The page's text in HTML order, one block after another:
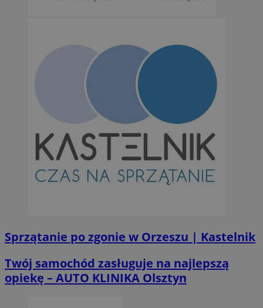
Sprzątanie po zgonie w Orzeszu | Kastelnik
Twój samochód zasługuje na najlepszą
opiekę – AUTO KLINIKA Olsztyn